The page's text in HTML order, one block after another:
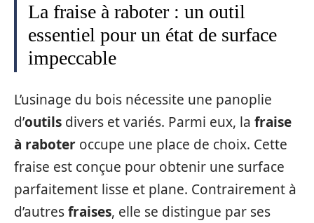
La fraise à raboter : un outil
essentiel pour un état de surface
impeccable
L’usinage du bois nécessite une panoplie
d’outils divers et variés. Parmi eux, la fraise
à raboter occupe une place de choix. Cette
fraise est conçue pour obtenir une surface
parfaitement lisse et plane. Contrairement à
d’autresfraises, elle se distingue par ses